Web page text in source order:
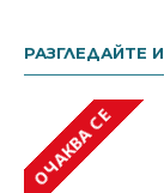
РАЗГЛЕДАЙТЕ И
ОЧАКВА СЕ